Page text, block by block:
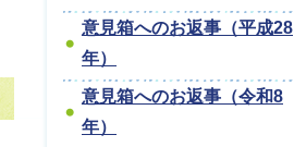
意見箱へのお返事（平成28
年）
意見箱へのお返事（令和8
年）